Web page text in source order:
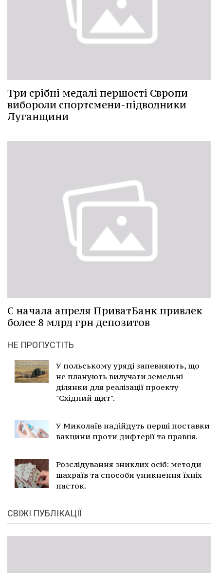
Три срібні медалі першості Європи
вибороли спортсмени-підводники
Луганщини
С начала апреля ПриватБанк привлек
более 8 млрд грн депозитов
НЕ ПРОПУСТІТЬ
У польському уряді запевняють, що
не планують вилучати земельні
ділянки для реалізації проекту
"Східний щит".
У Миколаїв надійдуть перші поставки
вакцини проти дифтерії та правця.
Розслідування зниклих осіб: методи
шахраїв та способи уникнення їхніх
пасток.
СВІЖІ ПУБЛІКАЦІЇ